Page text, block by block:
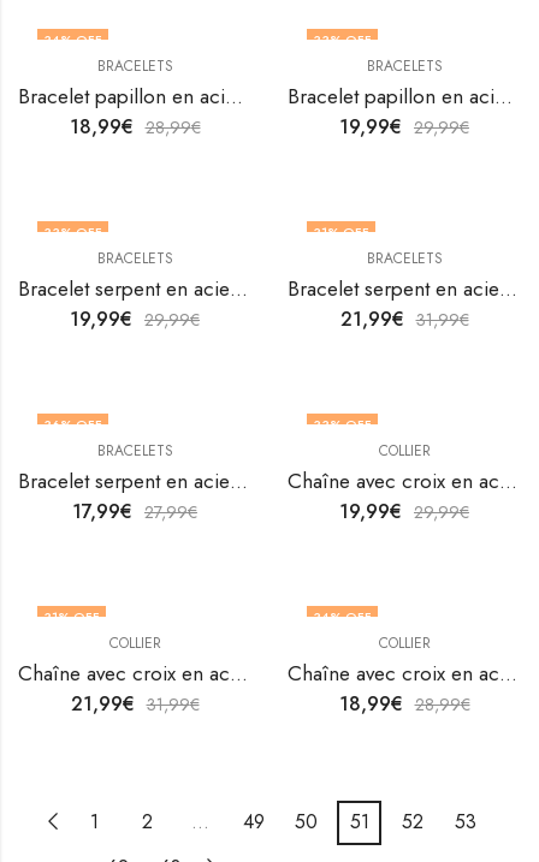
34% OFF
BRACELETS
Bracelet papillon en acier inoxydable plaqué or 18K de V&F Jewellers
18,99€ 28,99€
33% OFF
BRACELETS
Bracelet papillon en acier inoxydable plaqué or 18K de V&F Jewellers
19,99€ 29,99€
33% OFF
BRACELETS
Bracelet serpent en acier inoxydable plaqué or 18K de V&F Jewellers
19,99€ 29,99€
31% OFF
BRACELETS
Bracelet serpent en acier inoxydable plaqué or 18K par V&F Jewellers
21,99€ 31,99€
36% OFF
BRACELETS
Bracelet serpent en acier inoxydable plaqué or 18K par V&F Jewellers
17,99€ 27,99€
33% OFF
COLLIER
Chaîne avec croix en acier inoxydable plaqué or 18K par V&F Jewellers
19,99€ 29,99€
31% OFF
COLLIER
Chaîne avec croix en acier inoxydable plaqué or 18K par V&F Jewellers
21,99€ 31,99€
34% OFF
COLLIER
Chaîne avec croix en acier inoxydable plaqué or 18K par V&F Jewellers
18,99€ 28,99€
1 2 … 49 50 51 52
53